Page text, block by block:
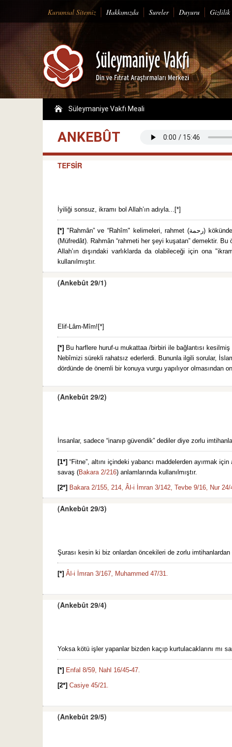
Kurumsal Sitemiz Hakkımızda Sureler Duyuru Gizlilik
Süleymaniye Vakfı Meali
ANKEBÛT
TEFSİR
İyiliği sonsuz, ikramı bol Allah’ın adıyla...[*]
[*] "Rahmân” ve “Rahîm" kelimeleri, rahmet (رحمة) kökündendir. Rahmet, iyilik ve ikramı gerektiren incelik anlamındadır. Allah’ın özelliği olarak kullanılınca sadece iyilik ve ikram anlaşılır
(Müfredât). Rahmân “rahmeti her şeyi kuşatan” demektir.
Allah’ın dışındaki varlıklarda da olabileceği için ona
kullanılmıştır.
(Ankebût 29/1)
Elif-Lâm-Mîm![*]
[*] Bu harflere huruf-u mukattaa /birbiri ile bağlantısı
Nebîmizi sürekli rahatsız ederlerdi. Bununla ilgili sorular,
dördünde de önemli bir konuya vurgu yapılıyor olmasından
(Ankebût 29/2)
İnsanlar, sadece “inanıp güvendik” dediler diye zorlu
[1*] “Fitne”, altını içindeki yabancı maddelerden ayırmak
savaş (Bakara 2/216) anlamlarında kullanılmıştır.
[2*] Bakara 2/155, 214, Âl-i İmran 3/142, Tevbe 9/16, Nur 24/
(Ankebût 29/3)
Şurası kesin ki biz onlardan öncekileri de zorlu
[*] Âl-i İmran 3/167, Muhammed 47/31.
(Ankebût 29/4)
Yoksa kötü işler yapanlar bizden kaçıp kurtulacaklarını mı
[*] Enfal 8/59, Nahl 16/45-47.
[2*] Casiye 45/21.
(Ankebût 29/5)